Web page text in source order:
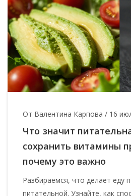
От Валентина Карпова / 16
Что значит
сохранить витамины
почему это важно
Разбираемся, что делает еду
питательной. Узнайте, как